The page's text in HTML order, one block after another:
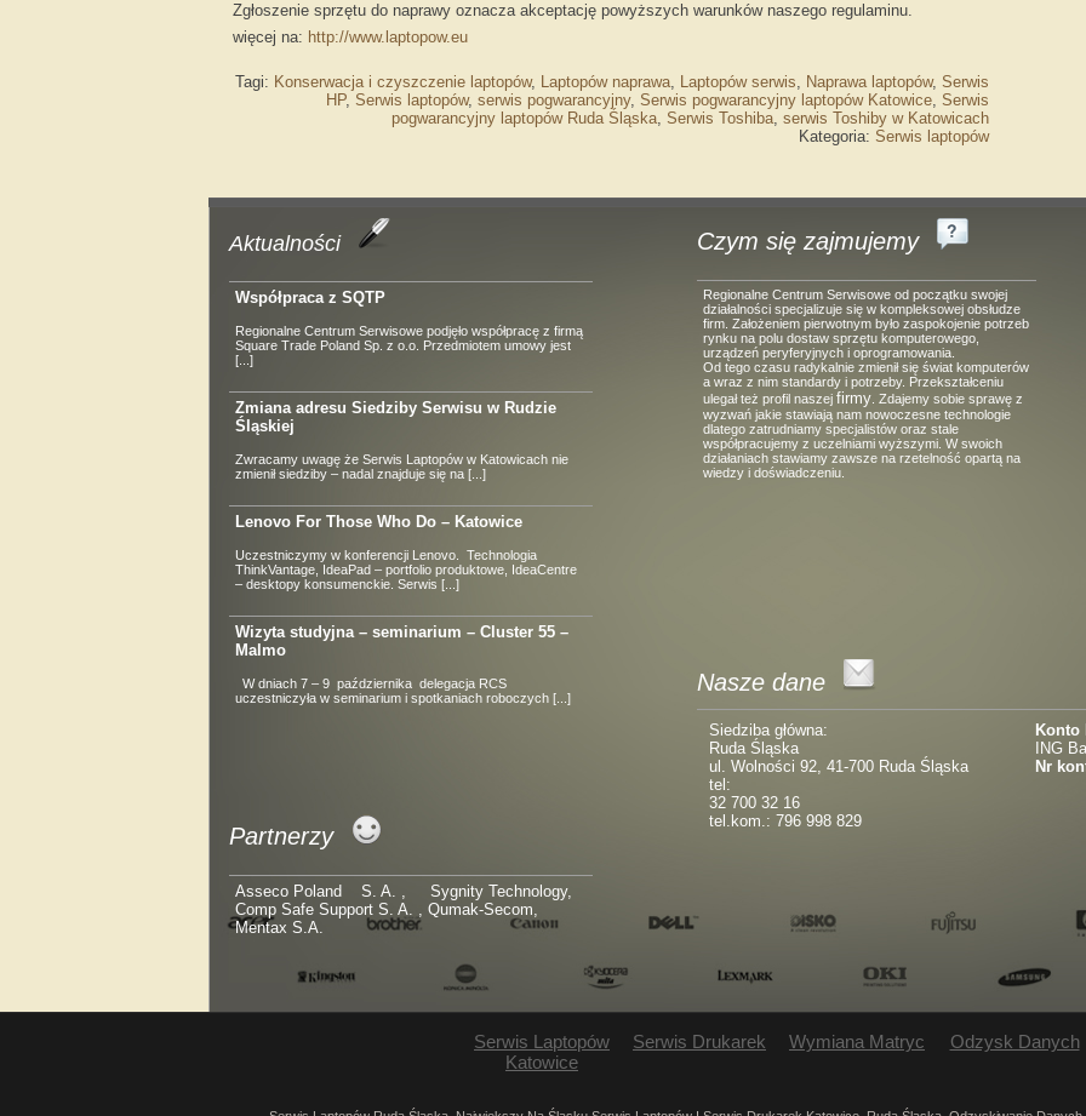
Recycling
elektroniczne i
ilości
(rtv, agd, komputerowe)
Zgłoszenie sprzętu do naprawy oznacza akceptację powyższych warunków naszego regulaminu.
więcej na: http://www.laptopow.eu
Tagi: Konserwacja i czyszczenie laptopów, Laptopów naprawa, Laptopów serwis, Naprawa laptopów, Serwis
HP, Serwis laptopów, serwis pogwarancyjny, Serwis pogwarancyjny laptopów Katowice, Serwis
pogwarancyjny laptopów Ruda Śląska, Serwis Toshiba, serwis Toshiby w Katowicach
Kategoria: Serwis laptopów
Aktualności
Współpraca z SQTP
Regionalne Centrum Serwisowe podjęło współpracę z firmą
Square Trade Poland Sp. z o.o. Przedmiotem umowy jest
[...]
Zmiana adresu Siedziby Serwisu w Rudzie
Śląskiej
Zwracamy uwagę że Serwis Laptopów w Katowicach nie
zmienił siedziby – nadal znajduje się na [...]
Lenovo For Those Who Do – Katowice
Uczestniczymy w konferencji Lenovo. Technologia
ThinkVantage, IdeaPad – portfolio produktowe, IdeaCentre
– desktopy konsumenckie. Serwis [...]
Wizyta studyjna – seminarium – Cluster 55 –
Malmo
W dniach 7 – 9 października delegacja RCS
uczestniczyła w seminarium i spotkaniach roboczych [...]
Partnerzy
Asseco Poland S. A. , Sygnity Technology,
Comp Safe Support S. A. , Qumak-Secom,
Mentax S.A.
Czym się zajmujemy
Regionalne Centrum Serwisowe od początku swojej
działalności specjalizuje się w kompleksowej obsłudze
firm. Założeniem pierwotnym było zaspokojenie potrzeb
rynku na polu dostaw sprzętu komputerowego,
urządzeń peryferyjnych i oprogramowania.
Od tego czasu radykalnie zmienił się świat komputerów
a wraz z nim standardy i potrzeby. Przekształceniu
ulegał też profil naszej firmy . Zdajemy sobie sprawę z
wyzwań jakie stawiają nam nowoczesne technologie
dlatego zatrudniamy specjalistów oraz stale
współpracujemy z uczelniami wyższymi. W swoich
działaniach stawiamy zawsze na rzetelność opartą na
wiedzy i doświadczeniu.
Nasze dane
Siedziba główna:
Ruda Śląska
ul. Wolności 92, 41-700 Ruda Śląska
tel:
32 700 32 16
tel.kom.: 796 998 829
Konto
ING
Nr
Serwis Laptopów
Katowice
Serwis Drukarek Wymiana Matryc Odzysk Danych